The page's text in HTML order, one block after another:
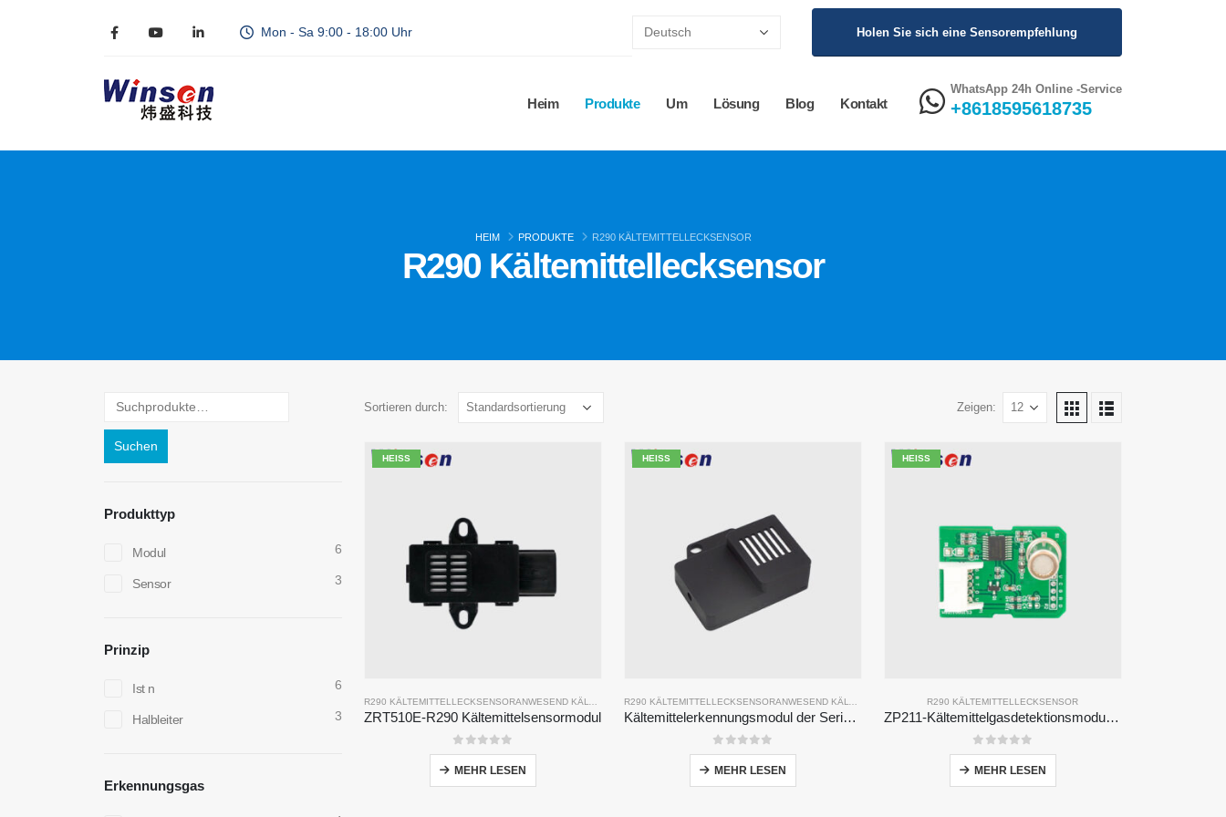
Mon - Sa 9:00 - 18:00 Uhr Holen Sie sich eine Sensorempfehlung
Heim Produkte Um Lösung Blog Kontakt
WhatsApp 24h Online -Service
+8618595618735
HEIM PRODUKTE R290 KÄLTEMITTELLECKSENSOR
R290 Kältemittellecksensor
Sortieren durch: Zeigen:
HEISS
R290 KÄLTEMITTELLECKSENSORANWESEND KÄLTEMITTELGASSENSOR
ZRT510E-R290 Kältemittelsensormodul
0Von 5
MEHR LESEN
HEISS
R290 KÄLTEMITTELLECKSENSORANWESEND KÄLTEMITTELGASSENSOR
Kältemittelerkennungsmodul der Serie ZRT512
0Von 5
MEHR LESEN
HEISS
R290 KÄLTEMITTELLECKSENSOR
ZP211-Kältemittelgasdetektionsmodul-Hochempfindlichkeitssensor zur Nachweis von Kältemittellecks
0Von 5
MEHR LESEN
Suchen
Produkttyp
Modul 6
Sensor 3
Prinzip
Ist n 6
Halbleiter 3
Erkennungsgas